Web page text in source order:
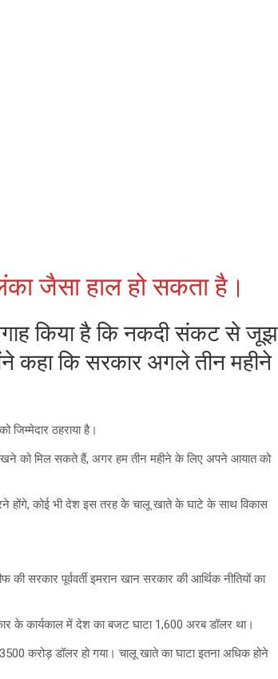
जैसा हाल हो सकता है।
किया है कि नकदी संकट से जूझ
कहा कि सरकार अगले तीन महीने
ठहराया है।
देखने को मिल सकते हैं, अगर हम तीन महीने के लिए अपने आयात को
होंगे, कोई भी देश इस तरह के चालू खाते के घाटे के साथ विकास
सरकार पूर्ववर्ती इमरान खान सरकार की आर्थिक नीतियों का
के कार्यकाल में देश का बजट घाटा 1,600 अरब डॉलर था।
करोड़ डॉलर हो गया। चालू खाते का घाटा इतना अधिक होने